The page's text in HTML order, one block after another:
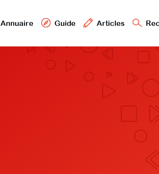
Annuaire Guide Articles